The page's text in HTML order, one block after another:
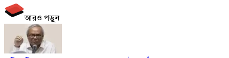
আরও পড়ুন